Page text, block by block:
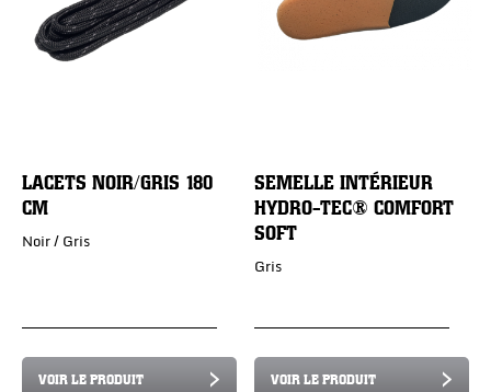
LACETS NOIR/GRIS 180
CM
Noir / Gris
VOIR LE PRODUIT
SEMELLE INTÉRIEUR
HYDRO-TEC® COMFORT
SOFT
Gris
VOIR LE PRODUIT